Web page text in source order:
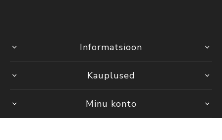
Informatsioon
Kauplused
Minu konto